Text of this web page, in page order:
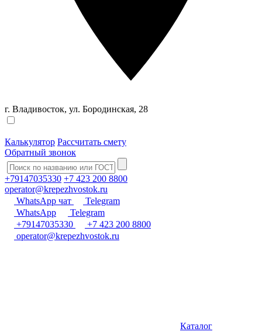
г. Владивосток, ул. Бородинская, 28
Калькулятор Рассчитать смету
Обратный звонок
+79147035330 +7 423 200 8800
operator@krepezhvostok.ru
WhatsApp чат
Telegram
WhatsApp
Telegram
+79147035330
+7 423 200 8800
operator@krepezhvostok.ru
Каталог